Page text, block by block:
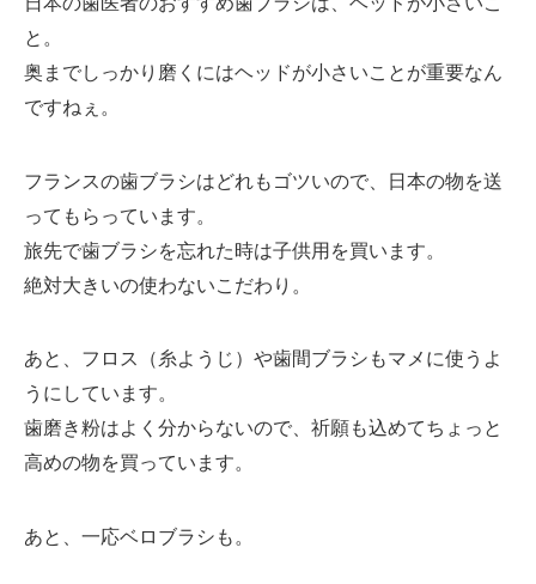
と。
奥までしっかり磨くにはヘッドが小さいことが重要なん
ですねぇ。
フランスの歯ブラシはどれもゴツいので、日本の物を送
ってもらっています。
旅先で歯ブラシを忘れた時は子供用を買います。
絶対大きいの使わないこだわり。
あと、フロス（糸ようじ）や歯間ブラシもマメに使うよ
うにしています。
歯磨き粉はよく分からないので、祈願も込めてちょっと
高めの物を買っています。
あと、一応ベロブラシも。